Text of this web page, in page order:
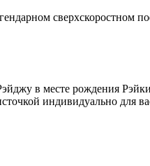
сверхскоростном
в месте рождения
индивидуально для